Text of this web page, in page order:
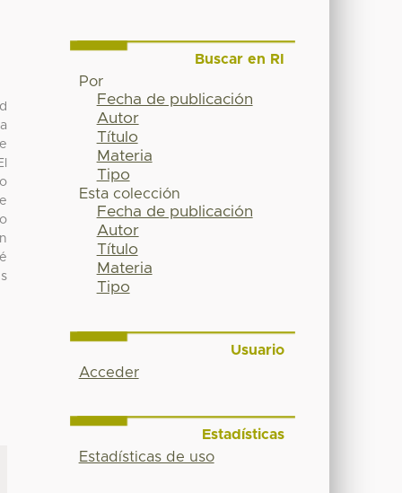
Buscar en RI
Por
Fecha de publicación
Autor
Título
Materia
Tipo
Esta colección
Fecha de publicación
Autor
Título
Materia
Tipo
Usuario
Acceder
Estadísticas
Estadísticas de uso